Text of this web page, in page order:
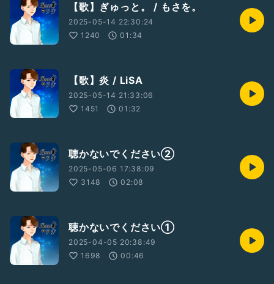
【歌】ぎゅっと。 / もさを。
2025-05-14 22:30:24
1240
01:34
【歌】炎 / LiSA
2025-05-14 21:33:06
1451
01:32
聴かないでください②
2025-05-06 17:38:09
3148
02:08
聴かないでください①
2025-04-05 20:38:49
1698
00:46